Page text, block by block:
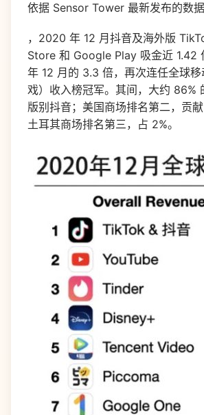
依据 Sensor Tower 最新发布的数据
，2020 年 12 月抖音及海外版
Store 和 Google Play 吸金近 1.42
年 12 月的 3.3 倍，再次连任全球
戏）收入榜冠军。其间，大约 86%
版别抖音；美国商场排名第二，贡献
土耳其商场排名第三，占 2%。